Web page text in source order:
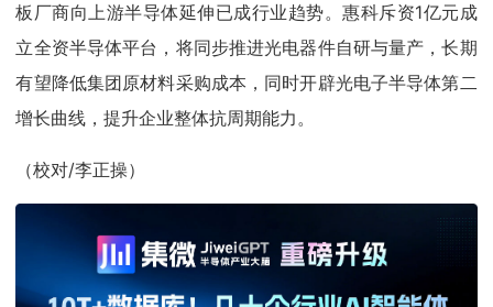
板厂商向上游半导体延伸已成行业趋势。惠科斥资1亿元成
立全资半导体平台，将同步推进光电器件自研与量产，长期
有望降低集团原材料采购成本，同时开辟光电子半导体第二
增长曲线，提升企业整体抗周期能力。
（校对/李正操）